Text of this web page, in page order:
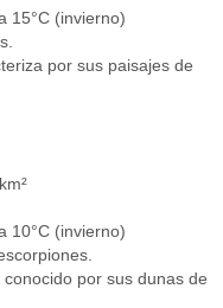
15°C (invierno)
por sus paisajes de
10°C (invierno)
por sus dunas de